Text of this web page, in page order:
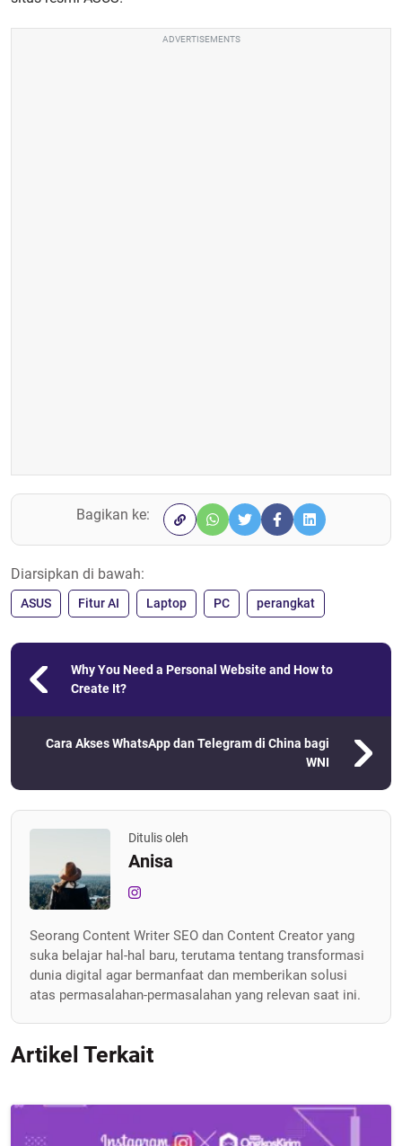
ADVERTISEMENTS
Bagikan ke:
Diarsipkan di bawah:
ASUS Fitur AI Laptop PC perangkat
Why You Need a Personal Website and How to
Create It?
Cara Akses WhatsApp dan Telegram di China bagi
WNI
Ditulis oleh
Anisa
Seorang Content Writer SEO dan Content Creator yang
suka belajar hal-hal baru, terutama tentang transformasi
dunia digital agar bermanfaat dan memberikan solusi
atas permasalahan-permasalahan yang relevan saat ini.
Artikel Terkait